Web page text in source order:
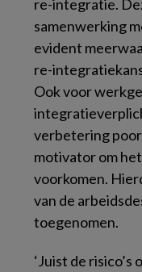
re-integratie.
samenwerking
evident
re-
Ook voor
verbetering
motivator om
voorkomen.
van de
toegenomen.
‘Juist de